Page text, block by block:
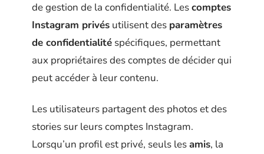
de gestion de la confidentialité. Lescomptes
Instagram privés utilisent des paramètres
de confidentialité spécifiques, permettant
aux propriétaires des comptes de décider qui
peut accéder à leur contenu.
Les utilisateurs partagent des photos et des
stories sur leurs comptes Instagram.
Lorsqu’un profil est privé, seuls lesamis, la